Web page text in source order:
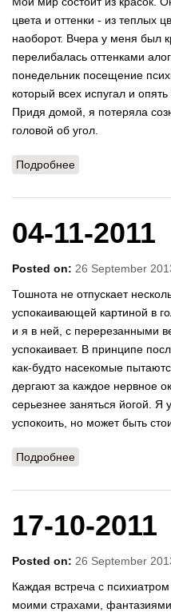
цвета и оттенки - из теплых
наоборот. Вчера у меня был
перелибалась оттенками
понедельник посещение
который всех испугал и
Придя домой, я потеряла
головой об угол.
Подробнее
04-11-2011
Posted on: 26 September
Тошнота не отпускает
успокаивающей картиной в
и я в ней, с перерезанными
успокаивает. В принципе
как-будто насекомые
дергают за каждое нервное
серьезнее заняться йогой.
успокоить, но может быть
Подробнее
17-10-2011
Posted on: 26 September
Каждая встреча с
моими страхами,